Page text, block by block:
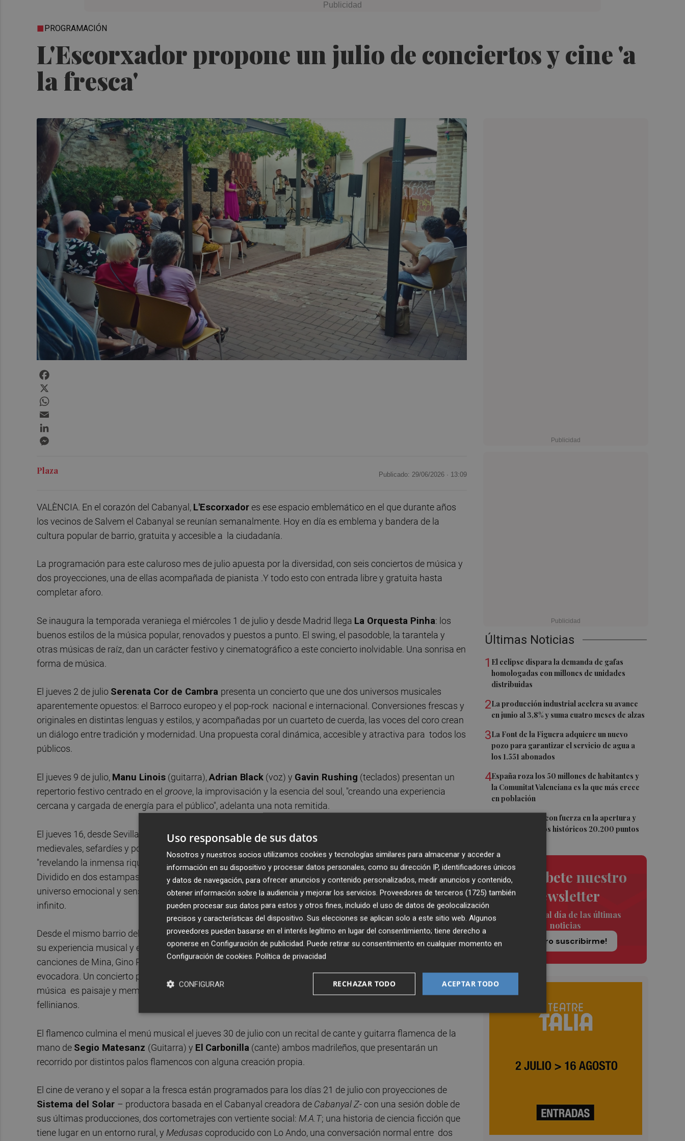
L'Escorxador propone un julio de conciertos y cine 'a
la fresca'
PROGRAMACIÓN
Últimas Noticias
1 El eclipse dispara la demanda de gafas
homologadas con millones de unidades
distribuidas
2La producción industrial acelera su avance
en junio al 3,8% y suma cuatro meses de alzas
3La Font de la Figuera adquiere un nuevo
pozo para garantizar el servicio de agua a
los 1.551 abonados
4España roza los 50 millones de habitantes y
la Comunitat Valenciana es la que más crece
en población
El Ibex 35 sube con fuerza en la apertura y
logra superar los históricos 20.200 puntos
Suscríbete nuestro
newsletter
Siempre al día de las últimas
noticias
¡Quiero suscribirme!
Plaza Publicado: 29/06/2026 · 13:09
VALÈNCIA. En el corazón del Cabanyal, L'Escorxador es ese espacio emblemático en el que durante años
los vecinos de Salvem el Cabanyal se reunían semanalmente. Hoy en día es emblema y bandera de la
cultura popular de barrio, gratuita y accesible a la ciudadanía.
La programación para este caluroso mes de julio apuesta por la diversidad, con seis conciertos de música y
dos proyecciones, una de ellas acompañada de pianista .Y todo esto con entrada libre y gratuita hasta
completar aforo.
Se inaugura la temporada veraniega el miércoles 1 de julio y desde Madrid llega La Orquesta Pinha: los
buenos estilos de la música popular, renovados y puestos a punto. El swing, el pasodoble, la tarantela y
otras músicas de raíz, dan un carácter festivo y cinematográfico a este concierto inolvidable. Una sonrisa en
forma de música.
El jueves 2 de julio Serenata Cor de Cambra presenta un concierto que une dos universos musicales
aparentemente opuestos: el Barroco europeo y el pop-rock nacional e internacional. Conversiones frescas y
originales en distintas lenguas y estilos, y acompañadas por un cuarteto de cuerda, las voces del coro crean
un diálogo entre tradición y modernidad. Una propuesta coral dinámica, accesible y atractiva para todos los
públicos.
El jueves 9 de julio, Manu Linois (guitarra),Adrian Black (voz) y Gavin Rushing (teclados) presentan un
repertorio festivo centrado en el groove, la improvisación y la esencia del soul, "creando una experiencia
cercana y cargada de energía para el público", adelanta una nota remitida.
El jueves 16, desde Sevilla, Desireé MartínpresentaEspejo de las Estrellas
medievales, sefardíes y populares hispanas, reinterpretadas a la voz, arpa celta, shruti box, flauta y pandero,
"revelando la inmensa riqueza de nuestra identidad cultural y la infinita red de ecos que la conforma".
Dividido en dos estampas,
Mar Estrellada yAmanecer en la Huerta, cada cuadro explora un
universo emocional y sensorial: tradiciones que dialogan entre sí como espejos reflejándose en un continuo
infinito.
Desde el mismo barrio del Cabanyal el viernes 17La Solare traslada al centro cultural
su experiencia musical y escénica inspirada en la Italia de los años 50 y 60.Empar CapillayDrelorevisitan
canciones de Mina, Gino Paoli, Patty Bravo o Fred Buscaglione desde una mirada contemporánea, íntima y
evocadora. Un concierto para vivir esa atmósfera de verano, belleza, emoción y elegancia italiana, donde la
música es paisaje y memoria compartida. Música exquisita, historias y puesta en escena con ecos
fellinianos.
El flamenco culmina el menú musical el jueves 30 de julio con un recital de cante y guitarra flamenca de la
mano de Segio Matesanz (Guitarra) y El Carbonilla (cante) ambos madrileños, que presentarán un
recorrido por distintos palos flamencos con alguna creación propia.
El cine de verano y el sopar a la fresca están programados para los días 21 de julio con proyecciones de
Sistema del Solar – productora basada en el Cabanyal creadora de Cabanyal Z- con una sesión doble de
sus últimas producciones, dos cortometrajes con vertiente social: M.A.T; una historia de ciencia ficción que
tiene lugar en un entorno rural, y Medusas coproducido con Lo Ando, una conversación normal entre dos
Uso responsable de sus datos
Nosotros y nuestros socios utilizamos cookies y tecnologías similares para almacenar y acceder a
información en su dispositivo y procesar datos personales, como su dirección IP, identificadores únicos
y datos de navegación, para ofrecer anuncios y contenido personalizados, medir anuncios y contenido,
obtener información sobre la audiencia y mejorar los servicios. Proveedores de terceros (1725) también
pueden procesar sus datos para estos y otros fines, incluido el uso de datos de geolocalización
precisos y características del dispositivo. Sus elecciones se aplican solo a este sitio web. Algunos
proveedores pueden basarse en el interés legítimo en lugar del consentimiento; tiene derecho a
oponerse en Configuración de publicidad. Puede retirar su consentimiento en cualquier momento en
Configuración de cookies. Política de privacidad
ACEPTAR TODO
RECHAZAR TODO
CONFIGURAR